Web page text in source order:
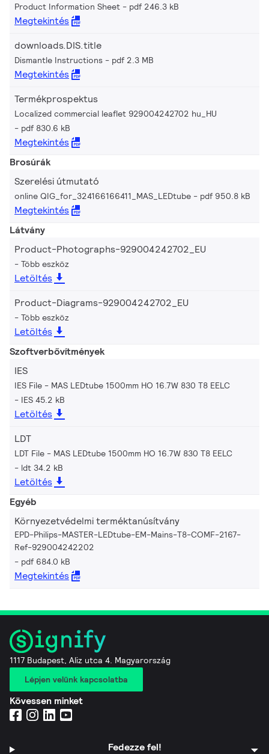
Product Information Sheet pdf 246.3 kB
Megtekintés
downloads.DIS.title
Dismantle Instructions pdf 2.3 MB
Megtekintés
Termékprospektus
Localized commercial leaflet 929004242702 hu_HU
pdf 830.6 kB
Megtekintés
Brosúrák
Szerelési útmutató
online QIG_for_324166166411_MAS_LEDtube pdf 950.8 kB
Megtekintés
Látvány
Product-Photographs-929004242702_EU
Több eszköz
Letöltés
Product-Diagrams-929004242702_EU
Több eszköz
Letöltés
Szoftverbővítmények
IES
IES File - MAS LEDtube 1500mm HO 16.7W 830 T8 EELC
IES 45.2 kB
Letöltés
LDT
LDT File - MAS LEDtube 1500mm HO 16.7W 830 T8 EELC
ldt 34.2 kB
Letöltés
Egyéb
Környezetvédelmi terméktanúsítvány
EPD-Philips-MASTER-LEDtube-EM-Mains-T8-COMF-2167-
Ref-929004242202
pdf 684.0 kB
Megtekintés
1117 Budapest, Aliz utca 4. Magyarország
Lépjen velünk kapcsolatba
Kövessen minket
Fedezze fel!